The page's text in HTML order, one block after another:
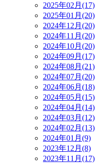
2025年02月(17)
2025年01月(20)
2024年12月(20)
2024年11月(20)
2024年10月(20)
2024年09月(17)
2024年08月(21)
2024年07月(20)
2024年06月(18)
2024年05月(15)
2024年04月(14)
2024年03月(12)
2024年02月(13)
2024年01月(9)
2023年12月(8)
2023年11月(17)